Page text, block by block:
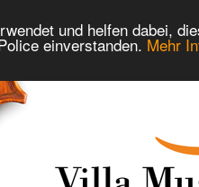
und helfen dabei,
einverstanden. Mehr